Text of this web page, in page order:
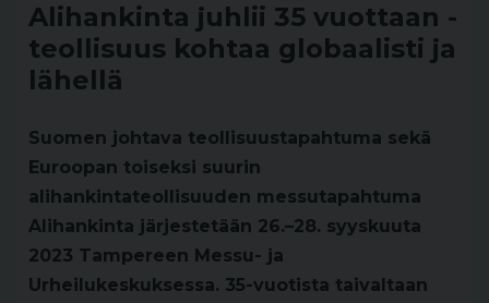
Alihankinta juhlii 35 vuottaan -
teollisuus kohtaa globaalisti ja
lähellä
Suomen johtava teollisuustapahtuma sekä
Euroopan toiseksi suurin
alihankintateollisuuden messutapahtuma
Alihankinta järjestetään 26.–28. syyskuuta
2023 Tampereen Messu- ja
Urheilukeskuksessa. 35-vuotista taivaltaan